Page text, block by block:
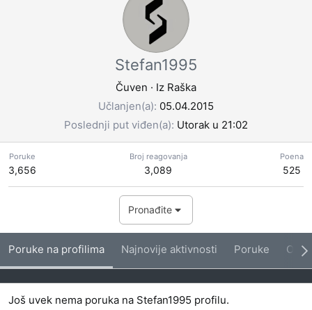
Stefan1995
Čuven · Iz Raška
Učlanjen(a) 05.04.2015
Poslednji put viđen(a) Utorak u 21:02
Poruke
3,656
Broj reagovanja
3,089
Poena
525
Pronađite
Poruke na profilima Najnovije aktivnosti Poruke O
Još uvek nema poruka na Stefan1995 profilu.